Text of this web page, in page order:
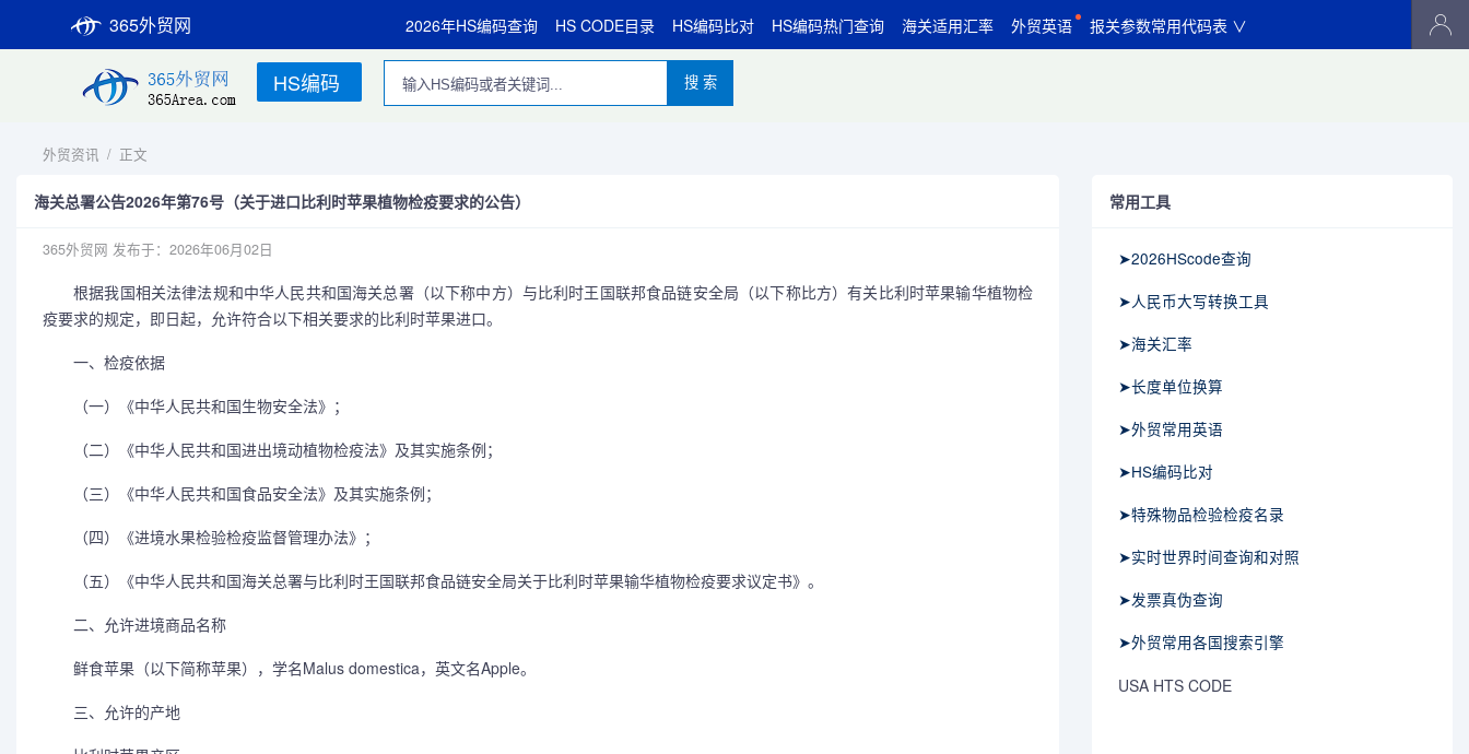
365外贸网 2026年HS编码查询 HS CODE目录 HS编码比对 HS编码热门查询 海关适用汇率 外贸英语 报关参数常用代码表 ∨
HS编码 搜 索
外贸资讯 / 正文
海关总署公告2026年第76号（关于进口比利时苹果植物检疫要求的公告）
365外贸网 发布于：2026年06月02日
根据我国相关法律法规和中华人民共和国海关总署（以下称中方）与比利时王国联邦食品链安全局（以下称比方）有关比利时苹果输华植物检
疫要求的规定，即日起，允许符合以下相关要求的比利时苹果进口。
一、检疫依据
（一）《中华人民共和国生物安全法》；
（二）《中华人民共和国进出境动植物检疫法》及其实施条例；
（三）《中华人民共和国食品安全法》及其实施条例；
（四）《进境水果检验检疫监督管理办法》；
（五）《中华人民共和国海关总署与比利时王国联邦食品链安全局关于比利时苹果输华植物检疫要求议定书》。
二、允许进境商品名称
鲜食苹果（以下简称苹果），学名Malus domestica，英文名Apple。
三、允许的产地
常用工具
➤2026HScode查询
➤人民币大写转换工具
➤海关汇率
➤长度单位换算
➤外贸常用英语
➤HS编码比对
➤特殊物品检验检疫名录
➤实时世界时间查询和对照
➤发票真伪查询
➤外贸常用各国搜索引擎
USA HTS CODE